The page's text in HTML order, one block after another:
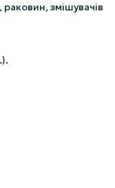
змішувачів